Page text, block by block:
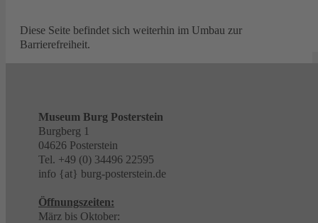
Diese Seite befindet sich weiterhin im Umbau zur
Barrierefreiheit.
Museum Burg Posterstein
Burgberg 1
04626 Posterstein
Tel. +49 (0) 34496 22595
info {at} burg-posterstein.de
Öffnungszeiten:
März bis Oktober: